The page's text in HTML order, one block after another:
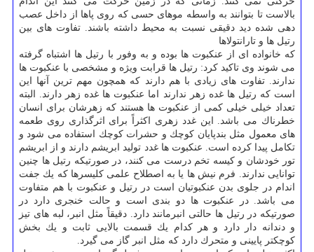
بالاست تا بتوانند به واسطه موهای حسی كه روی پاها از داخل عصب
دهی شده دید دقیقی نسبت به محیط داشته باشند. تفاوت های بین
رتیل ها و تارانتولاها
كه خانواده ای از عنكبوت ها بوده و به وفور با رتیل ها اشتباه گرفته
می شوند وی تاكید كرد: رتیل ها قرابت ویژه و مشخصی با عنكبوت ها
ندارند. تفاوت های زیادی با هم دارند كه همچون مهم ترین آنها این
است كه رتیل ها غده زهر ندارند اما عنكبوت ها غده زهر دارند. البته
تعداد خیلی خیلی كمی از عنكبوت ها هستند كه زهرشان برای انسان
خطرناك می باشد. این غدد زهری اكثراً برای اثرگذاری روی طعمه
های معمول مثل بندپایان كوچك و حشرات كوچك استفاده می شود و
تكامل پیدا كرده است. عنكبوت ها غدد تولید ابریشم دارند و از ابریشم
تور خودشان و كیسه تخم درست می كنند، در صورتیكه رتیل ها چنین
توانایی ندارند. فرم نیش ها یا به اصطلاح علمی كلیسرها كه یك جفت
اندام در جلوی بدن عنكبوتیان است در رتیل و عنكبوت با هم متفاوت
می باشد. در عنكبوت ها دو بندی است و حالت خنجری دارد در
صورتیكه در رتیل ها حالتی انبرمانند دارد. دقیقاً مثل انبر، لبه های تیز
و دندانه دار دارد و هر كدام یك قسمت بالایی ثابت و یك بخش
كوچكتر پایینی و متحرك دارد كه مثل انبر گاز می گیرد.